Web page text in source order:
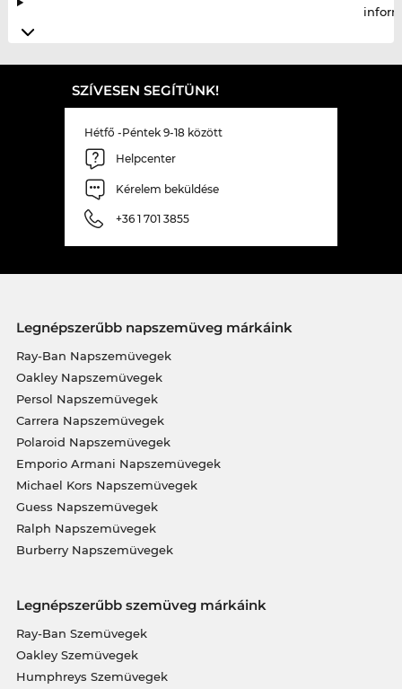
SZÍVESEN SEGÍTÜNK!
Hétfő -Péntek 9-18 között
Helpcenter
Kérelem beküldése
+36 1 701 3855
Legnépszerűbb napszemüveg márkáink
Ray-Ban Napszemüvegek
Oakley Napszemüvegek
Persol Napszemüvegek
Carrera Napszemüvegek
Polaroid Napszemüvegek
Emporio Armani Napszemüvegek
Michael Kors Napszemüvegek
Guess Napszemüvegek
Ralph Napszemüvegek
Burberry Napszemüvegek
Legnépszerűbb szemüveg márkáink
Ray-Ban Szemüvegek
Oakley Szemüvegek
Humphreys Szemüvegek